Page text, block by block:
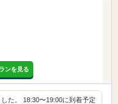
ンを見る
た。 18:30〜19:00に到着予定